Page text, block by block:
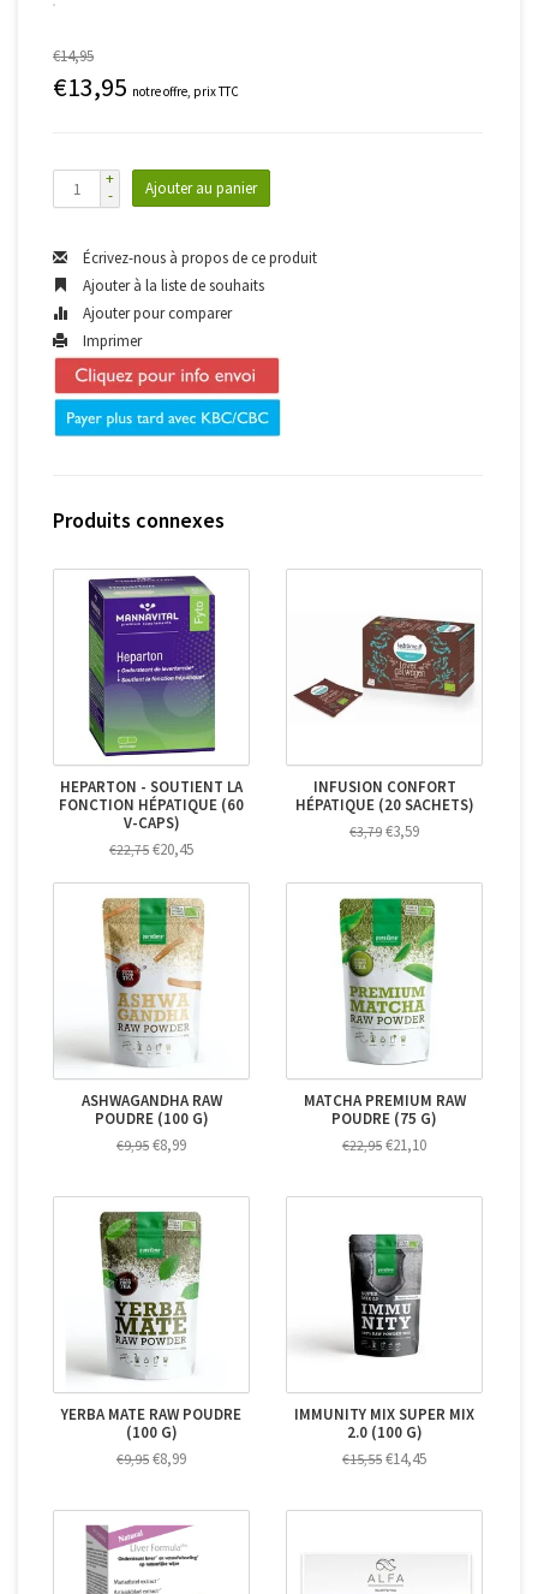
€14,95
€13,95 notre offre, prix TTC
+
-
Ajouter au panier
Écrivez-nous à propos de ce produit
Ajouter à la liste de souhaits
Ajouter pour comparer
Imprimer
Produits connexes
HEPARTON - SOUTIENT LA
FONCTION HÉPATIQUE (60
V-CAPS)
€22,75 €20,45
INFUSION CONFORT
HÉPATIQUE (20 SACHETS)
€3,79 €3,59
ASHWAGANDHA RAW
POUDRE (100 G)
€9,95 €8,99
MATCHA PREMIUM RAW
POUDRE (75 G)
€22,95 €21,10
YERBA MATE RAW POUDRE
(100 G)
€9,95 €8,99
IMMUNITY MIX SUPER MIX
2.0 (100 G)
€15,55 €14,45